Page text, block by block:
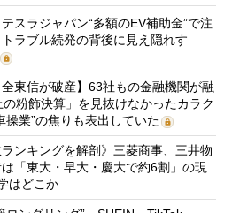
スラジャパン“多額のEV補助金”で注
ラブル続発の背後に見え隠れす
全東信が破産】63社もの金融機関が融
粉飾決算」を見抜けなかったカラク
業”の焦りも表出していた
ランキングを解剖》三菱商事、三井物
「東大・早大・慶大で約6割」の現
はどこか